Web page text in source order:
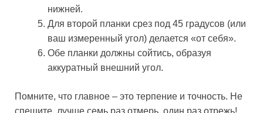
нижней.
Для второй планки срез под 45 градусов (или
ваш измеренный угол) делается «от себя».
Обе планки должны сойтись, образуя
аккуратный внешний угол.
Помните, что главное – это терпение и точность. Не
спешите, лучше семь раз отмерь, один раз отрежь!